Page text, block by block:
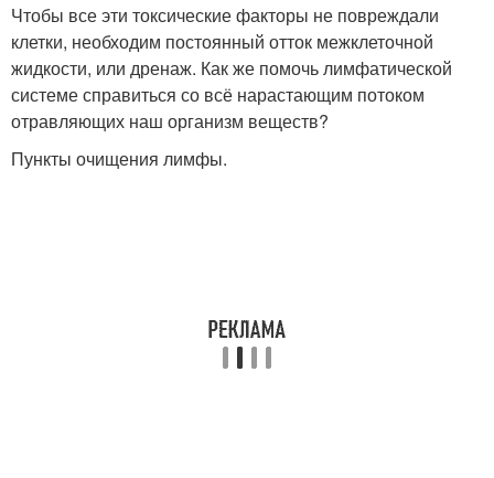
Чтобы все эти токсические факторы не повреждали
клетки, необходим постоянный отток межклеточной
жидкости, или дренаж. Как же помочь лимфатической
системе справиться со всё нарастающим потоком
отравляющих наш организм веществ?
Пункты очищения лимфы.